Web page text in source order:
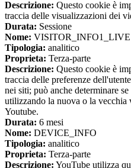
Descrizione: Questo cookie è
traccia delle visualizzazioni dei
Durata: Sessione
Nome: VISITOR_INFO1_LIVE
Tipologia: analitico
Proprieta: Terza-parte
Descrizione: Questo cookie è
traccia delle preferenze
nei siti; può anche determinare
utilizzando la nuova o la vecchia
Youtube.
Durata: 6 mesi
Nome: DEVICE_INFO
Tipologia: analitico
Proprieta: Terza-parte
Descrizione: YouTube utilizza